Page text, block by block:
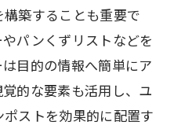
築することも重要で
パンくずリストなどを
目的の情報へ簡単にア
的な要素も活用し、ユ
ストを効果的に配置す